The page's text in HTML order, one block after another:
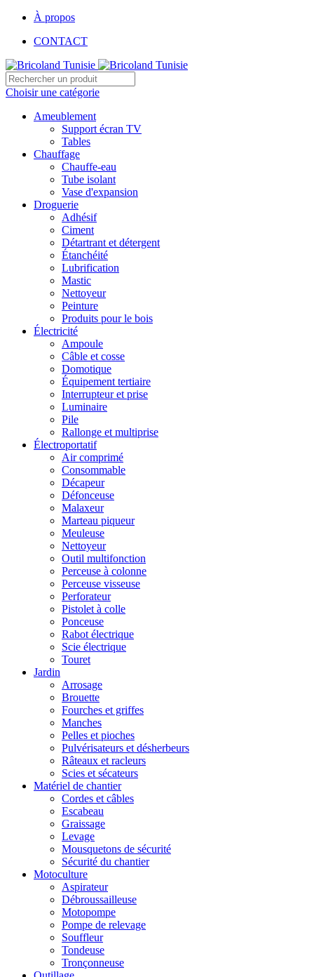
À propos
CONTACT
Choisir une catégorie
Ameublement
Support écran TV
Tables
Chauffage
Chauffe-eau
Tube isolant
Vase d'expansion
Droguerie
Adhésif
Ciment
Détartrant et détergent
Étanchéité
Lubrification
Mastic
Nettoyeur
Peinture
Produits pour le bois
Électricité
Ampoule
Câble et cosse
Domotique
Équipement tertiaire
Interrupteur et prise
Luminaire
Pile
Rallonge et multiprise
Électroportatif
Air comprimé
Consommable
Décapeur
Défonceuse
Malaxeur
Marteau piqueur
Meuleuse
Nettoyeur
Outil multifonction
Perceuse à colonne
Perceuse visseuse
Perforateur
Pistolet à colle
Ponceuse
Rabot électrique
Scie électrique
Touret
Jardin
Arrosage
Brouette
Fourches et griffes
Manches
Pelles et pioches
Pulvérisateurs et désherbeurs
Râteaux et racleurs
Scies et sécateurs
Matériel de chantier
Cordes et câbles
Escabeau
Graissage
Levage
Mousquetons de sécurité
Sécurité du chantier
Motoculture
Aspirateur
Débroussailleuse
Motopompe
Pompe de relevage
Souffleur
Tondeuse
Tronçonneuse